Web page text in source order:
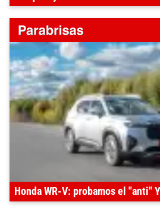
Honda WR-V: probamos el "anti"